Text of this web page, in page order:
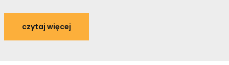
czytaj więcej